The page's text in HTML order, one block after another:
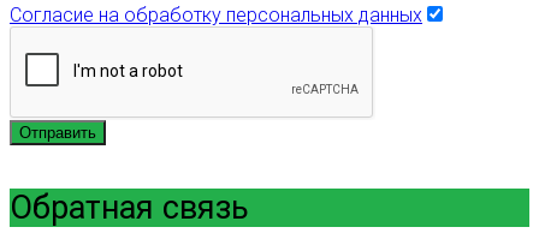
Согласие на обработку персональных данных
Отправить
Обратная связь